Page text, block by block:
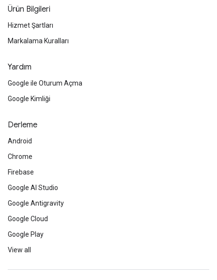
Ürün Bilgileri
Hizmet Şartları
Markalama Kuralları
Yardım
Google ile Oturum Açma
Google Kimliği
Derleme
Android
Chrome
Firebase
Google AI Studio
Google Antigravity
Google Cloud
Google Play
View all